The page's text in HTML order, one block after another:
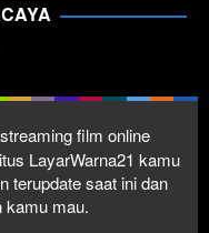
film online
LayarWarna21 kamu
terupdate saat ini dan
kamu mau.